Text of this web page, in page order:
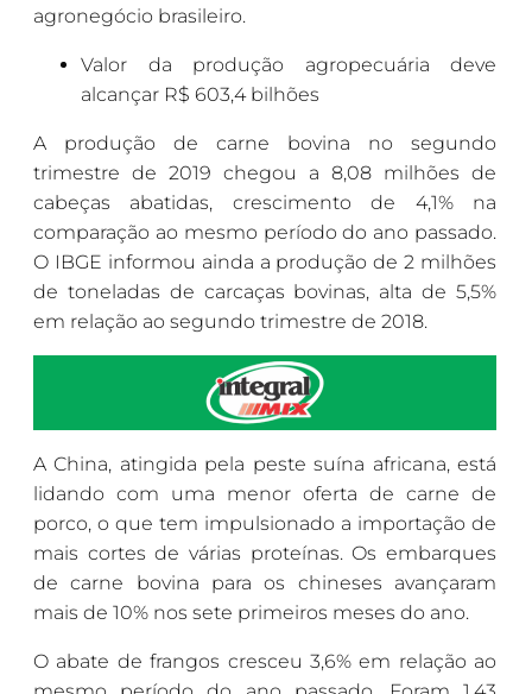
agronegócio brasileiro.
Valor da produção agropecuária deve
alcançar R$ 603,4 bilhões
A produção de carne bovina no segundo
trimestre de 2019 chegou a 8,08 milhões de
cabeças abatidas, crescimento de 4,1% na
comparação ao mesmo período do ano passado.
O IBGE informou ainda a produção de 2 milhões
de toneladas de carcaças bovinas, alta de 5,5%
em relação ao segundo trimestre de 2018.
A China, atingida pela peste suína africana, está
lidando com uma menor oferta de carne de
porco, o que tem impulsionado a importação de
mais cortes de várias proteínas. Os embarques
de carne bovina para os chineses avançaram
mais de 10% nos sete primeiros meses do ano.
O abate de frangos cresceu 3,6% em relação ao